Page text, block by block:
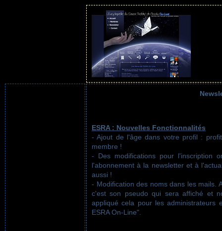
ESRA : Nouvelles Fonctionnalités
- Ajout de l'âge dans votre profil :
membre !
- Des modifications pour l'inscription
l'abonnement à la newsletter et à
aussi !
- Modification des noms dans les mails.
c'est son pseudo qui sera affiché et
appliqué cela pour les administrateurs
ESRA On-Line".